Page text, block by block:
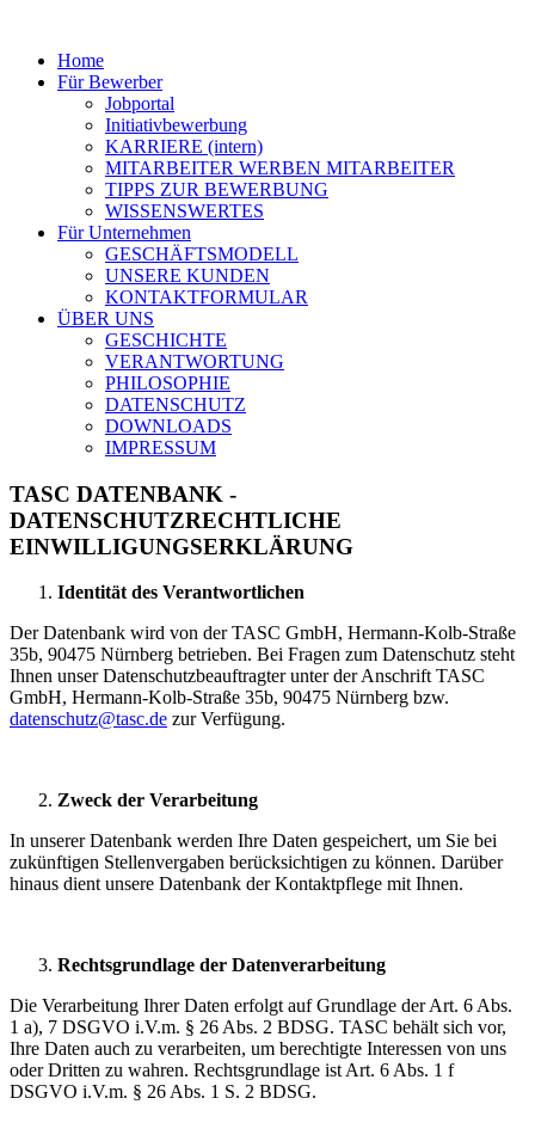
Home
Für Bewerber
Jobportal
Initiativbewerbung
KARRIERE (intern)
MITARBEITER WERBEN MITARBEITER
TIPPS ZUR BEWERBUNG
WISSENSWERTES
Für Unternehmen
GESCHÄFTSMODELL
UNSERE KUNDEN
KONTAKTFORMULAR
ÜBER UNS
GESCHICHTE
VERANTWORTUNG
PHILOSOPHIE
DATENSCHUTZ
DOWNLOADS
IMPRESSUM
TASC DATENBANK -
DATENSCHUTZRECHTLICHE
EINWILLIGUNGSERKLÄRUNG
Identität des Verantwortlichen
Der Datenbank wird von der TASC GmbH, Hermann-Kolb-Straße
35b, 90475 Nürnberg betrieben. Bei Fragen zum Datenschutz steht
Ihnen unser Datenschutzbeauftragter unter der Anschrift TASC
GmbH, Hermann-Kolb-Straße 35b, 90475 Nürnberg bzw.
datenschutz@tasc.de zur Verfügung.
Zweck der Verarbeitung
In unserer Datenbank werden Ihre Daten gespeichert, um Sie bei
zukünftigen Stellenvergaben berücksichtigen zu können. Darüber
hinaus dient unsere Datenbank der Kontaktpflege mit Ihnen.
Rechtsgrundlage der Datenverarbeitung
Die Verarbeitung Ihrer Daten erfolgt auf Grundlage der Art. 6 Abs.
1 a), 7 DSGVO i.V.m. § 26 Abs. 2 BDSG. TASC behält sich vor,
Ihre Daten auch zu verarbeiten, um berechtigte Interessen von uns
oder Dritten zu wahren. Rechtsgrundlage ist Art. 6 Abs. 1 f
DSGVO i.V.m. § 26 Abs. 1 S. 2 BDSG.